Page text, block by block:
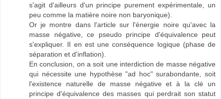
s'agit d'ailleurs d'un principe purement expérimentale, un
peu comme la matière noire non baryonique).
Or je montre dans l'article sur l'énergie noire qu'avec la
masse négative, ce pseudo principe d'équivalence peut
s'expliquer. Il en est une conséquence logique (phase de
séparation et d'inflation).
En conclusion, on a soit une interdiction de masse négative
qui nécessite une hypothèse "ad hoc" surabondante, soit
l'existence naturelle de masse négative et à la clé un
principe d'équivalence des masses qui perdrait son statut